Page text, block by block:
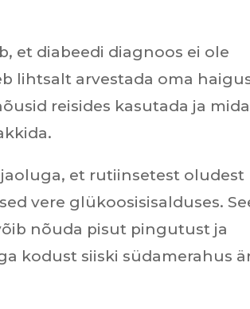
et diabeedi diagnoos ei ole
lihtsalt arvestada oma
reisides kasutada ja mida
et rutiinsetest oludest
vere glükoosisisalduses.
nõuda pisut pingutust ja
kodust siiski südamerahus